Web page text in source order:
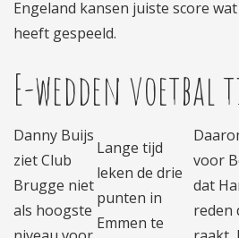
Engeland kansen juiste score
heeft gespeeld.
E-wedden voetbal
Danny Buijs
ziet Club
Brugge niet
als hoogste
Lange tijd
leken de drie
punten in
Emmen te
voor
dat
reden